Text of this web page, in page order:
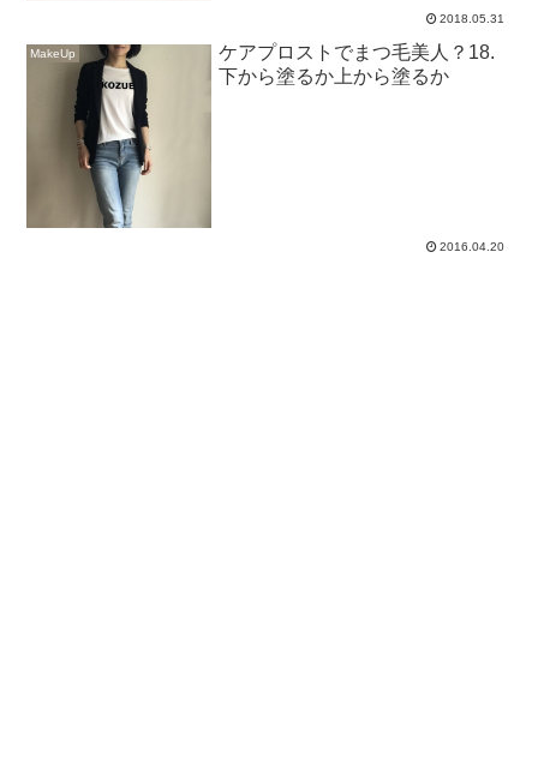
2018.05.31
MakeUp
ケアプロストでまつ毛美人？18.
下から塗るか上から塗るか
2016.04.20